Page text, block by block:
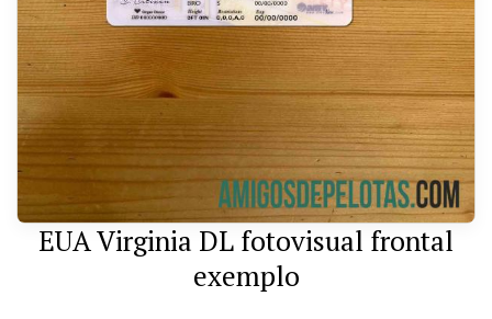
EUA Virginia DL fotovisual frontal
exemplo